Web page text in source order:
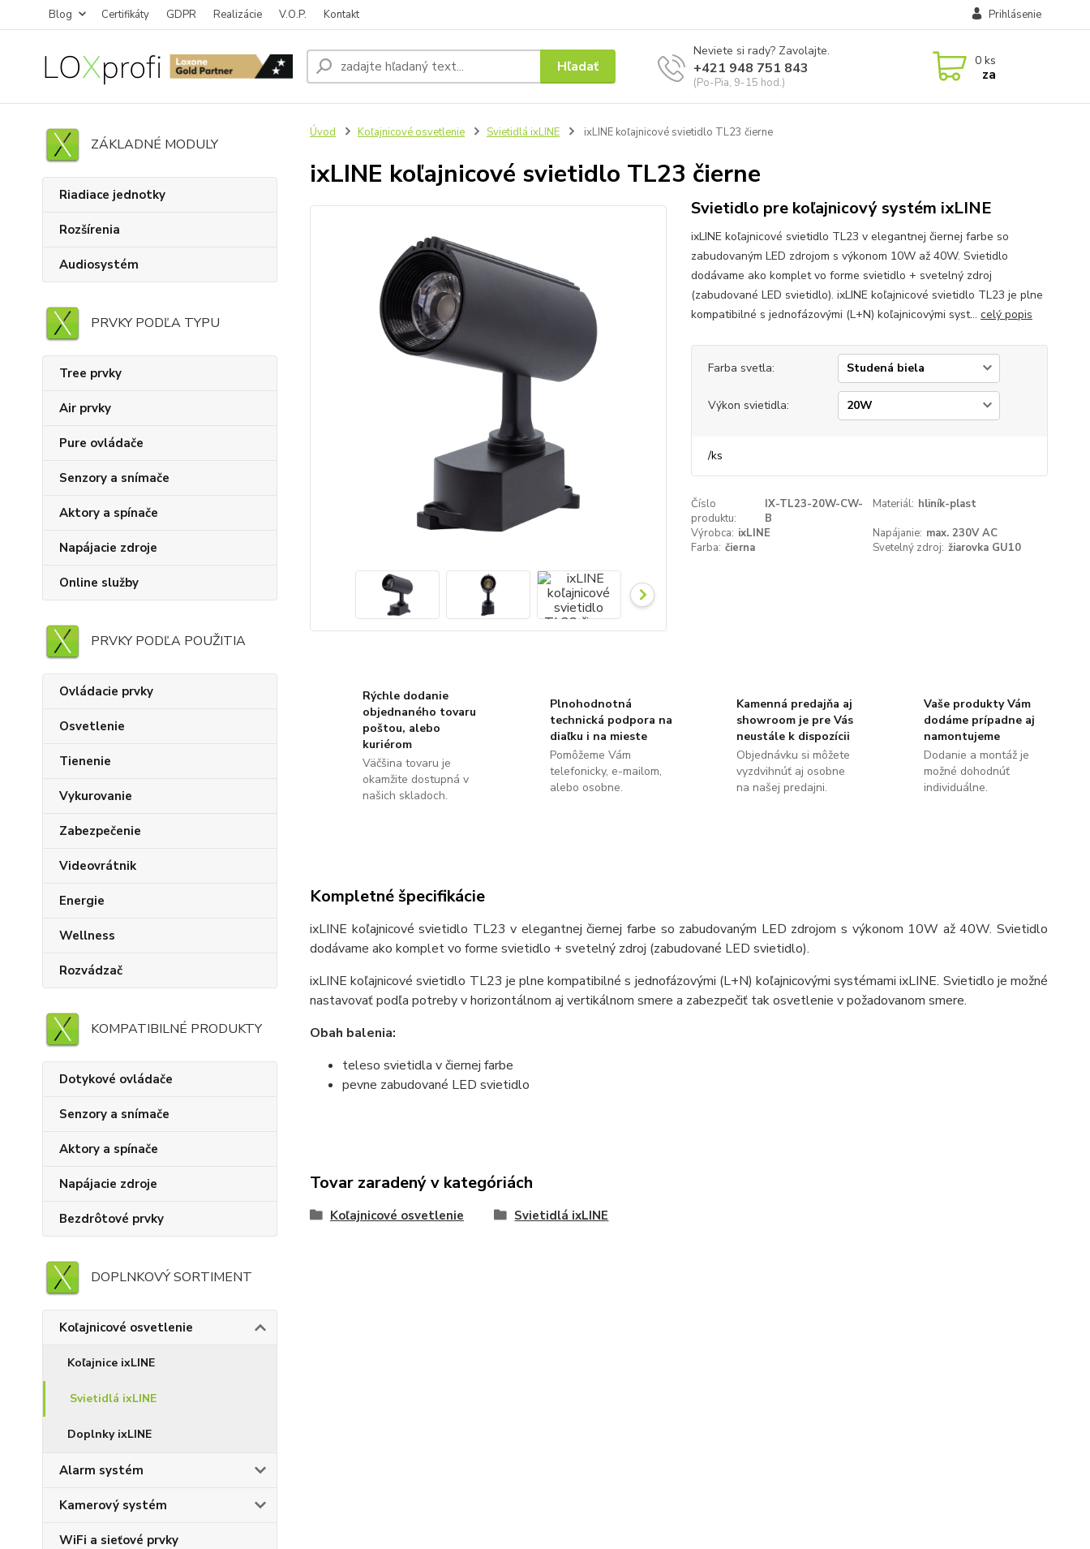
Blog Certifikáty GDPR Realizácie V.O.P. Kontakt Prihlásenie
Hľadať
Neviete si rady? Zavolajte.
+421 948 751 843
(Po-Pia, 9-15 hod.)
0 ks
za
ZÁKLADNÉ MODULY
Riadiace jednotky
Rozšírenia
Audiosystém
PRVKY PODĽA TYPU
Tree prvky
Air prvky
Pure ovládače
Senzory a snímače
Aktory a spínače
Napájacie zdroje
Online služby
PRVKY PODĽA POUŽITIA
Ovládacie prvky
Osvetlenie
Tienenie
Vykurovanie
Zabezpečenie
Videovrátnik
Energie
Wellness
Rozvádzač
KOMPATIBILNÉ PRODUKTY
Dotykové ovládače
Senzory a snímače
Aktory a spínače
Napájacie zdroje
Bezdrôtové prvky
DOPLNKOVÝ SORTIMENT
Koľajnicové osvetlenie
Koľajnice ixLINE
Svietidlá ixLINE
Doplnky ixLINE
Alarm systém
Kamerový systém
WiFi a sieťové prvky
Úvod Koľajnicové osvetlenie Svietidlá ixLINE ixLINE koľajnicové svietidlo TL23 čierne
ixLINE koľajnicové svietidlo TL23 čierne
Svietidlo pre koľajnicový systém ixLINE
ixLINE koľajnicové svietidlo TL23 v elegantnej čiernej farbe so
zabudovaným LED zdrojom s výkonom 10W až 40W. Svietidlo
dodávame ako komplet vo forme svietidlo + svetelný zdroj
(zabudované LED svietidlo). ixLINE koľajnicové svietidlo TL23 je plne
kompatibilné s jednofázovými (L+N) koľajnicovými syst... celý popis
Farba svetla:
Výkon svietidla:
/ks
Číslo
produktu:
IX-TL23-20W-CW-
B
Materiál: hliník-plast
Výrobca: ixLINE Napájanie: max. 230V AC
Farba: čierna Svetelný zdroj: žiarovka GU10
Rýchle dodanie
objednaného tovaru
poštou, alebo
kuriérom
Väčšina tovaru je
okamžite dostupná v
našich skladoch.
Plnohodnotná
technická podpora na
diaľku i na mieste
Pomôžeme Vám
telefonicky, e-mailom,
alebo osobne.
Kamenná predajňa aj
showroom je pre Vás
neustále k dispozícii
Objednávku si môžete
vyzdvihnúť aj osobne
na našej predajni.
Vaše produkty Vám
dodáme prípadne aj
namontujeme
Dodanie a montáž je
možné dohodnúť
individuálne.
Kompletné špecifikácie
ixLINE koľajnicové svietidlo TL23 v elegantnej čiernej farbe so zabudovaným LED zdrojom s výkonom 10W až 40W. Svietidlo
dodávame ako komplet vo forme svietidlo + svetelný zdroj (zabudované LED svietidlo).
ixLINE koľajnicové svietidlo TL23 je plne kompatibilné s jednofázovými (L+N) koľajnicovými systémami ixLINE. Svietidlo je možné
nastavovať podľa potreby v horizontálnom aj vertikálnom smere a zabezpečiť tak osvetlenie v požadovanom smere.
Obah balenia:
teleso svietidla v čiernej farbe
pevne zabudované LED svietidlo
Tovar zaradený v kategóriách
Koľajnicové osvetlenie Svietidlá ixLINE